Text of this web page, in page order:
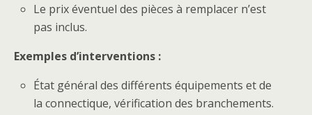
Le prix éventuel des pièces à remplacer n’est
pas inclus.
Exemples d’interventions :
État général des différents équipements et de
la connectique, vérification des branchements.